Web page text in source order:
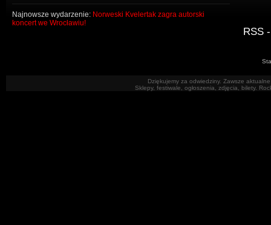
Najnowsze wydarzenie: Norweski Kvelertak zagra autorski
koncert we Wrocławiu!
RSS
Dziękujemy za odwiedziny. Zawsze
Sklepy, festiwale, ogłoszenia, zdjęcia, bilety.